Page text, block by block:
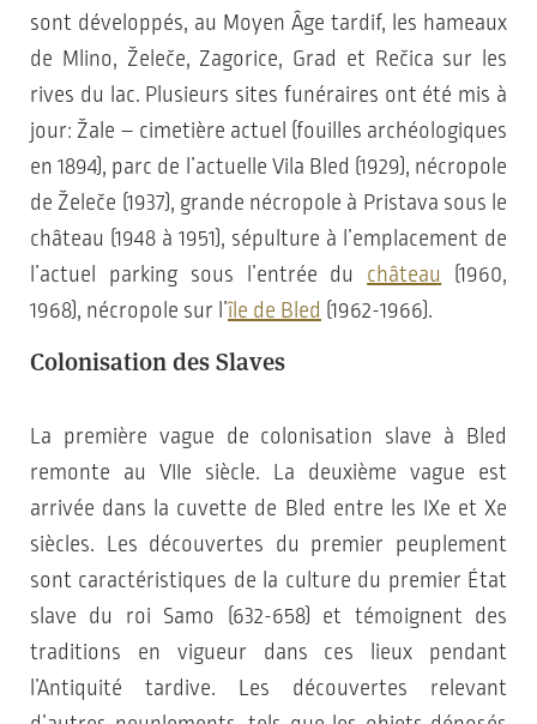
sont développés, au Moyen Âge tardif, les hameaux
de Mlino, Želeče, Zagorice, Grad et Rečica sur les
rives du lac. Plusieurs sites funéraires ont été mis à
jour: Žale – cimetière actuel (fouilles archéologiques
en 1894), parc de l’actuelle Vila Bled (1929), nécropole
de Želeče (1937), grande nécropole à Pristava sous le
château (1948 à 1951), sépulture à l’emplacement de
l’actuel parking sous l’entrée du château
(1960,
1968), nécropole sur l’île de Bled (1962-1966).
Colonisation des Slaves
La première vague de colonisation slave à Bled
remonte au VIIe siècle. La deuxième vague est
arrivée dans la cuvette de Bled entre les IXe et Xe
siècles. Les découvertes du premier peuplement
sont caractéristiques de la culture du premier État
slave du roi Samo (632-658) et témoignent des
traditions en vigueur dans ces lieux pendant
l’Antiquité tardive. Les découvertes relevant